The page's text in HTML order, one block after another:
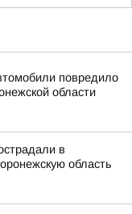
повредило
области
в
область